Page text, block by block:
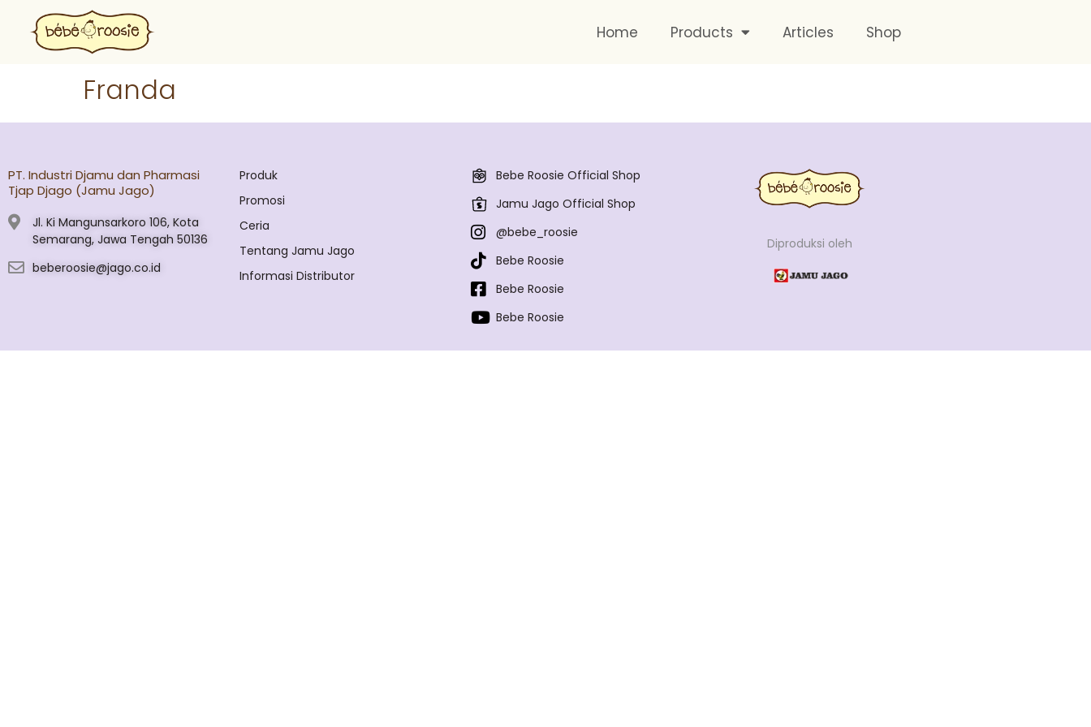
Home Products Articles Shop
Franda
PT. Industri Djamu dan Pharmasi
Tjap Djago (Jamu Jago)
Jl. Ki Mangunsarkoro 106, Kota
Semarang, Jawa Tengah 50136
beberoosie@jago.co.id
Produk
Promosi
Ceria
Tentang Jamu Jago
Informasi Distributor
Bebe Roosie Official Shop
Jamu Jago Official Shop
@bebe_roosie
Bebe Roosie
Bebe Roosie
Bebe Roosie
Diproduksi oleh